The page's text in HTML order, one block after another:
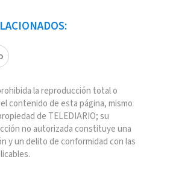
la reproducción total o
contenido de esta página, mismo
de TELEDIARIO; su
no autorizada constituye una
y un delito de conformidad con las